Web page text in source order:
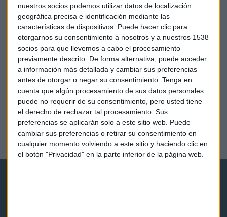
nuestros socios podemos utilizar datos de localización
geográfica precisa e identificación mediante las
características de dispositivos. Puede hacer clic para
otorgarnos su consentimiento a nosotros y a nuestros 1538
socios para que llevemos a cabo el procesamiento
previamente descrito. De forma alternativa, puede acceder
a información más detallada y cambiar sus preferencias
antes de otorgar o negar su consentimiento. Tenga en
cuenta que algún procesamiento de sus datos personales
puede no requerir de su consentimiento, pero usted tiene
el derecho de rechazar tal procesamiento. Sus
preferencias se aplicarán solo a este sitio web. Puede
cambiar sus preferencias o retirar su consentimiento en
cualquier momento volviendo a este sitio y haciendo clic en
el botón "Privacidad" en la parte inferior de la página web.
ECONOMÍA
Una Europa en crisis busca negocio en América Latina
Redacción Capital Radio